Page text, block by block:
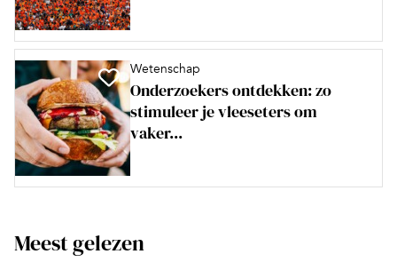
Wetenschap
Onderzoekers ontdekken: zo
stimuleer je vleeseters om
vaker...
Meest gelezen